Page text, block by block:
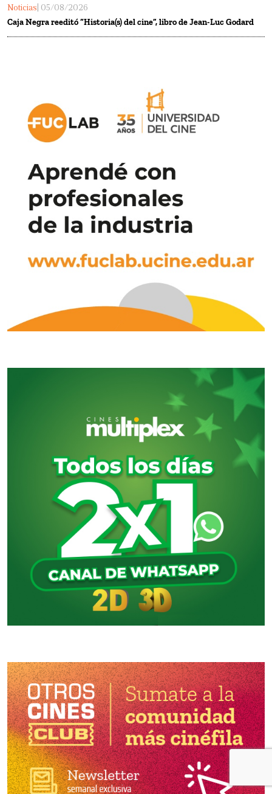
Noticias | 05/08/2026
Caja Negra reeditó “Historia(s) del cine”, libro de Jean-Luc Godard